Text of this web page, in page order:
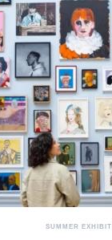
SUMMER